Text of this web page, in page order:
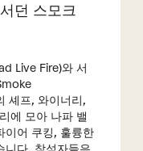
던 스모크
Live Fire)와 서
셰프, 와이너리,
에 모아 나파 밸
이어 쿠킹, 훌륭한